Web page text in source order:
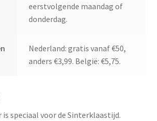
eerstvolgende maandag of
donderdag.
Nederland: gratis vanaf €50,
anders €3,99. België: €5,75.
speciaal voor de Sinterklaastijd.